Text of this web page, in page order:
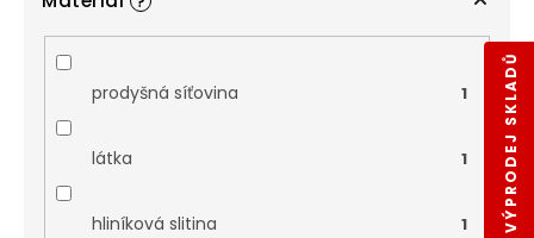
prodyšná síťovina 1
látka 1
hliníková slitina 1 VÝPRODEJ SKLADŮ